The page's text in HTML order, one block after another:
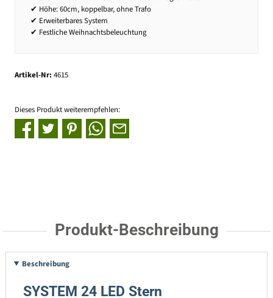
✔ Höhe: 60cm, koppelbar, ohne Trafo
✔ Erweiterbares System
✔ Festliche Weihnachtsbeleuchtung
Artikel-Nr: 4615
Dieses Produkt weiterempfehlen:
Produkt-Beschreibung
Beschreibung
SYSTEM 24 LED Stern